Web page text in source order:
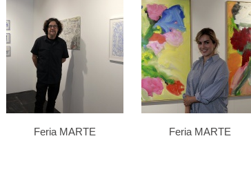
Feria MARTE Feria MARTE